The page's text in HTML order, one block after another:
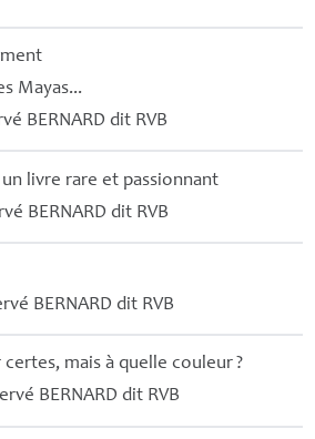
Mayas...
BERNARD dit RVB
un livre rare et passionnant
BERNARD dit RVB
BERNARD dit RVB
mais à quelle couleur ?
BERNARD dit RVB